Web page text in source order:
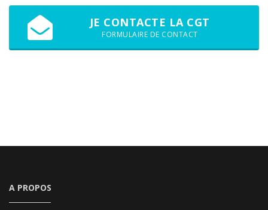
JE CONTACTE LA CGT
FORMULAIRE DE CONTACT
A PROPOS